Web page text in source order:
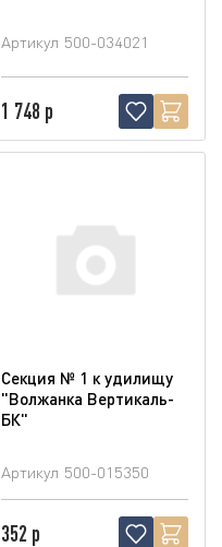
Артикул 500-034021
1 748 р
Секция № 1 к удилищу
"Волжанка Вертикаль-
БК"
Артикул 500-015350
352 р